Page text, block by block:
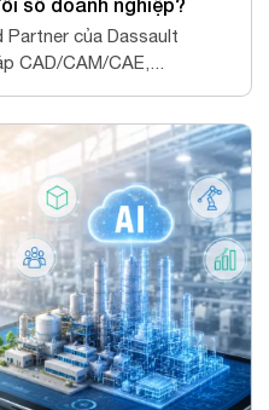
Partner của Dassault
CAD/CAM/CAE,...